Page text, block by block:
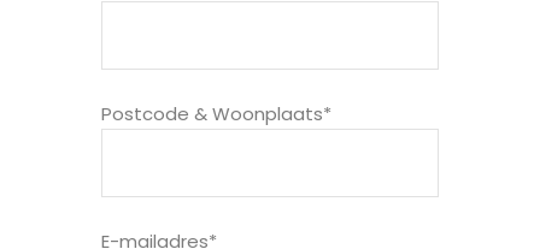
Postcode & Woonplaats*
E-mailadres*